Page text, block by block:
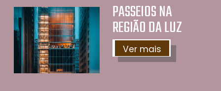
PASSEIOS NA
REGIÃO DA LUZ
Ver mais